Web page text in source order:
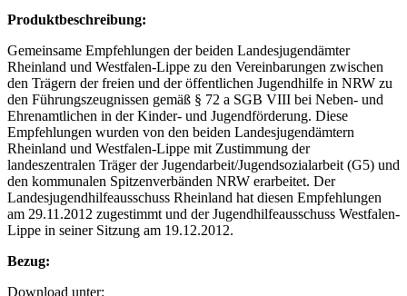
Produktbeschreibung:
Gemeinsame Empfehlungen der beiden Landesjugendämter
Rheinland und Westfalen-Lippe zu den Vereinbarungen zwischen
den Trägern der freien und der öffentlichen Jugendhilfe in NRW zu
den Führungszeugnissen gemäß § 72 a SGB VIII bei Neben- und
Ehrenamtlichen in der Kinder- und Jugendförderung. Diese
Empfehlungen wurden von den beiden Landesjugendämtern
Rheinland und Westfalen-Lippe mit Zustimmung der
landeszentralen Träger der Jugendarbeit/Jugendsozialarbeit (G5) und
den kommunalen Spitzenverbänden NRW erarbeitet. Der
Landesjugendhilfeausschuss Rheinland hat diesen Empfehlungen
am 29.11.2012 zugestimmt und der Jugendhilfeausschuss Westfalen-
Lippe in seiner Sitzung am 19.12.2012.
Bezug:
Download unter: